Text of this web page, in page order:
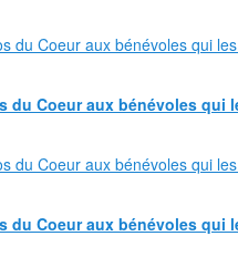
du Coeur aux bénévoles qui
du Coeur aux bénévoles qui